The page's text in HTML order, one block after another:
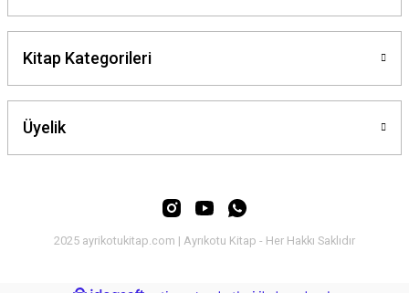
Kitap Kategorileri
Üyelik
2025 ayrikotukitap.com | Ayrıkotu Kitap - Her Hakkı Saklıdır